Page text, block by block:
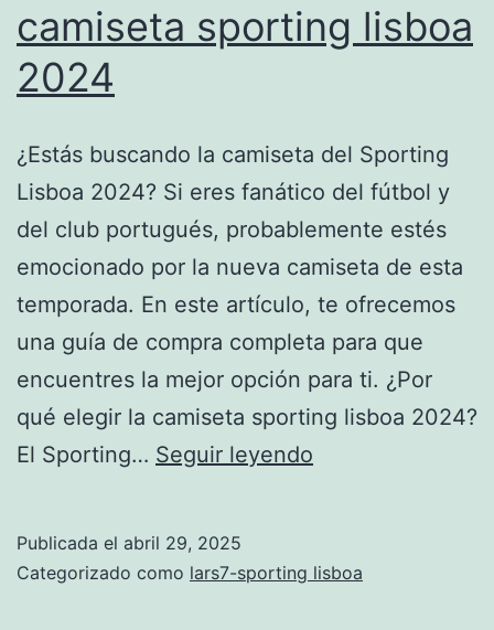
camiseta sporting lisboa
2024
¿Estás buscando la camiseta del Sporting
Lisboa 2024? Si eres fanático del fútbol y
del club portugués, probablemente estés
emocionado por la nueva camiseta de esta
temporada. En este artículo, te ofrecemos
una guía de compra completa para que
encuentres la mejor opción para ti. ¿Por
qué elegir la camiseta sporting lisboa 2024?
El Sporting… Seguir leyendo
2024
Publicada el abril 29, 2025
Categorizado como lars7-sporting lisboa